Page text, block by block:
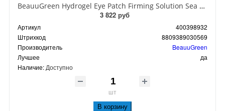
BeauuGreen Hydrogel Eye Patch Firming Solution Sea Cocumber & Black Гидрогелевые патчи для кожи вокруг глаз с экстрактом черного морского огурца 60 шт 90 гр
3 822 руб
Артикул
400398932
Штрихкод
8809389030569
Производитель
BeauuGreen
Лучшее
да
Наличие: Доступно
шт
В корзину